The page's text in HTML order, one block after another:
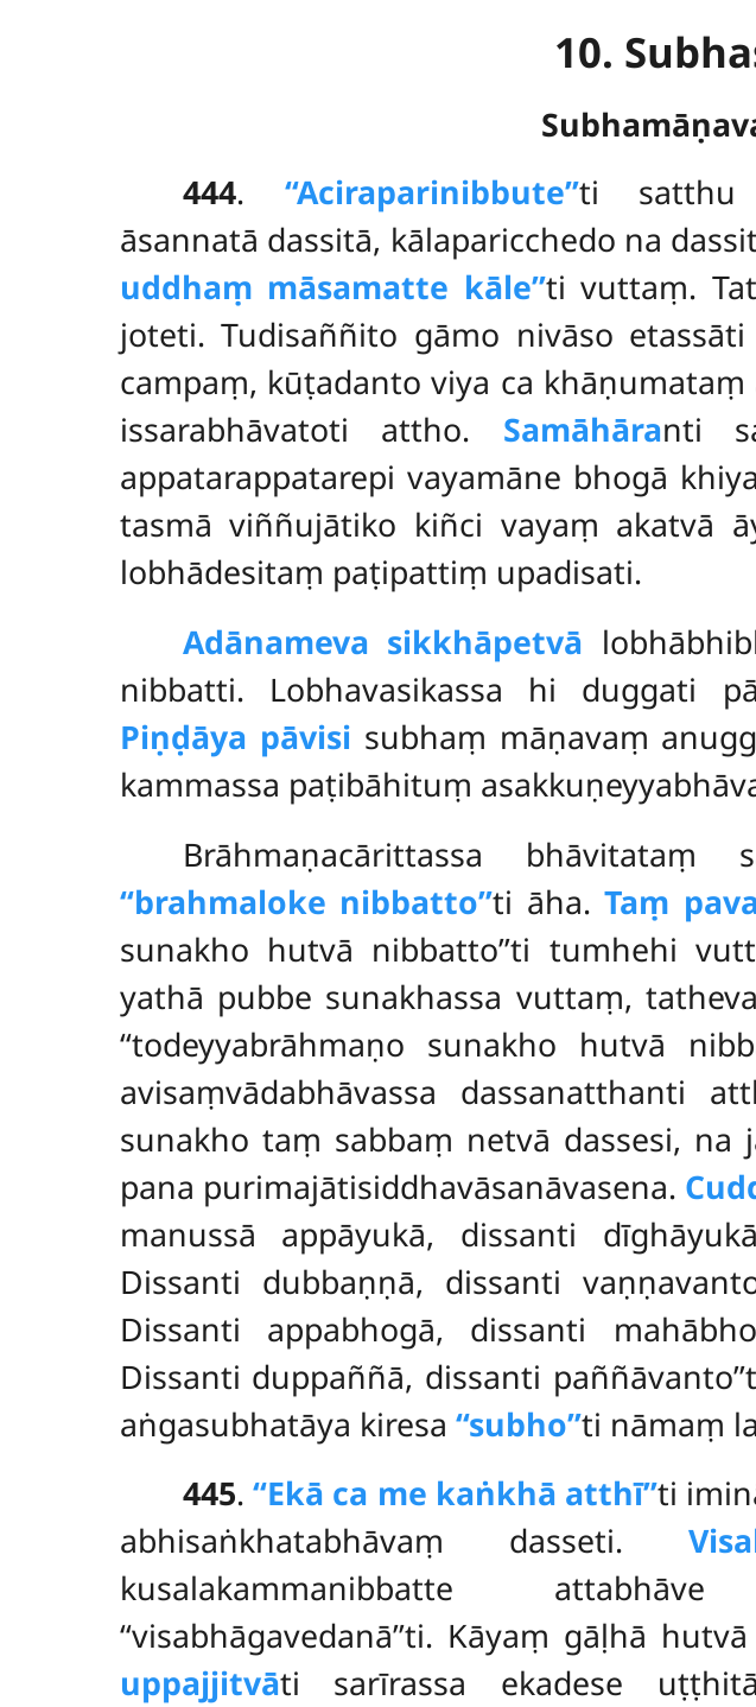
10.
444. ‘‘Aciraparinibbute’’ti satthu
āsannatā dassitā, kālaparicchedo na
uddhaṃ māsamatte kāle’’ti vuttaṃ.
joteti. Tudisaññito gāmo nivāso etassāti
campaṃ, kūṭadanto viya ca
issarabhāvatoti attho. Samāhāranti
appatarappatarepi vayamāne bhogā
tasmā viññujātiko kiñci vayaṃ akatvā
lobhādesitaṃ paṭipattiṃ upadisati.
Adānameva sikkhāpetvā
nibbatti. Lobhavasikassa hi duggati
Piṇḍāya pāvisi subhaṃ māṇavaṃ
kammassa paṭibāhituṃ
Brāhmaṇacārittassa
‘‘brahmaloke nibbatto’’ti āha.Taṃ
sunakho hutvā nibbatto’’ti tumhehi
yathā pubbe sunakhassa vuttaṃ,
‘‘todeyyabrāhmaṇo sunakho hutvā
avisaṃvādabhāvassa dassanatthanti
sunakho taṃ sabbaṃ netvā dassesi, na
pana purimajātisiddhavāsanāvasena.
manussā appāyukā, dissanti
Dissanti dubbaṇṇā, dissanti
Dissanti appabhogā, dissanti
Dissanti duppaññā, dissanti
aṅgasubhatāya kiresa ‘‘subho’’ti nāmaṃ
445.‘‘Ekā ca me kaṅkhā atthī’’ti
abhisaṅkhatabhāvaṃ dasseti.
kusalakammanibbatte attabhāve
‘‘visabhāgavedanā’’ti. Kāyaṃ gāḷhā
uppajjitvāti sarīrassa ekadese